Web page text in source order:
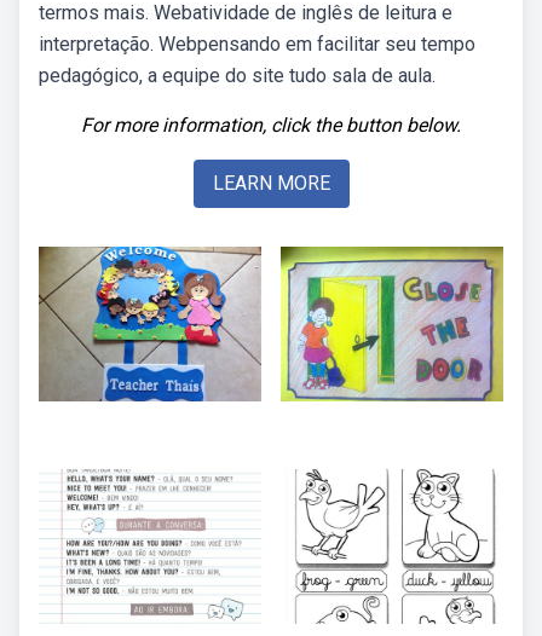
termos mais. Webatividade de inglês de leitura e
interpretação. Webpensando em facilitar seu tempo
pedagógico, a equipe do site tudo sala de aula.
For more information, click the button below.
LEARN MORE